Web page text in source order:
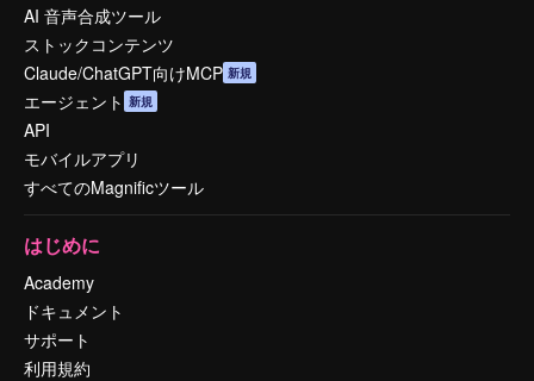
AI 音声合成ツール
ストックコンテンツ
Claude/ChatGPT向けMCP 新規
エージェント 新規
API
モバイルアプリ
すべてのMagnificツール
はじめに
Academy
ドキュメント
サポート
利用規約